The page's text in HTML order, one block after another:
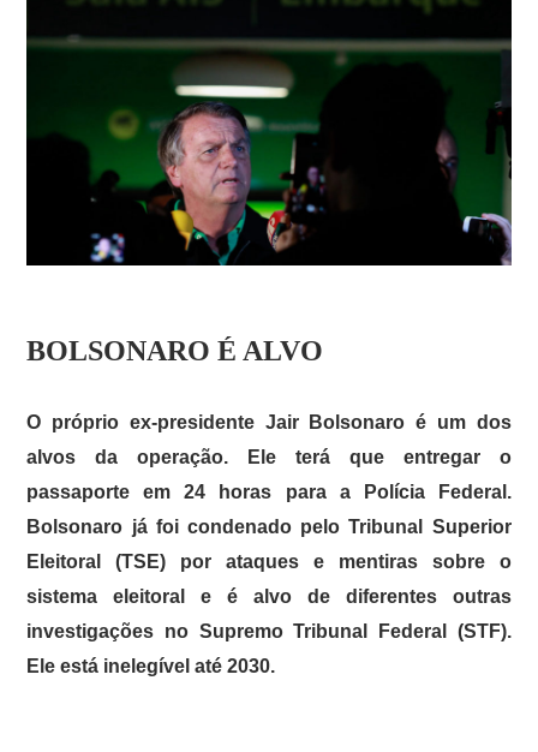
BOLSONARO É ALVO
O próprio ex-presidente Jair Bolsonaro é um dos
alvos da operação. Ele terá que entregar o
passaporte em 24 horas para a Polícia Federal.
Bolsonaro já foi condenado pelo Tribunal Superior
Eleitoral (TSE) por ataques e mentiras sobre o
sistema eleitoral e é alvo de diferentes outras
investigações no Supremo Tribunal Federal (STF).
Ele está inelegível até 2030.